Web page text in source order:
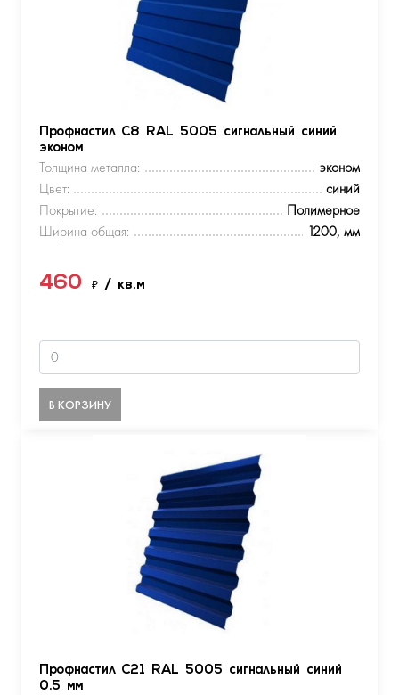
Профнастил С8 RAL 5005 сигнальный синий
эконом
Толщина металла:
эконом
Цвет:
синий
Покрытие:
Полимерное
Ширина общая:
1200, мм
460 ₽ / кв.м
В КОРЗИНУ
Профнастил С21 RAL 5005 сигнальный синий
0.5 мм